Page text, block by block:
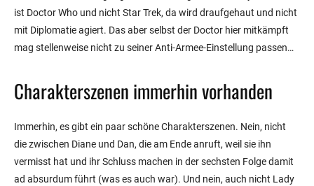
ist Doctor Who und nicht Star Trek, da wird draufgehaut und nicht
mit Diplomatie agiert. Das aber selbst der Doctor hier mitkämpft
mag stellenweise nicht zu seiner Anti-Armee-Einstellung passen…
Charakterszenen immerhin vorhanden
Immerhin, es gibt ein paar schöne Charakterszenen. Nein, nicht
die zwischen Diane und Dan, die am Ende anruft, weil sie ihn
vermisst hat und ihr Schluss machen in der sechsten Folge damit
ad absurdum führt (was es auch war). Und nein, auch nicht Lady